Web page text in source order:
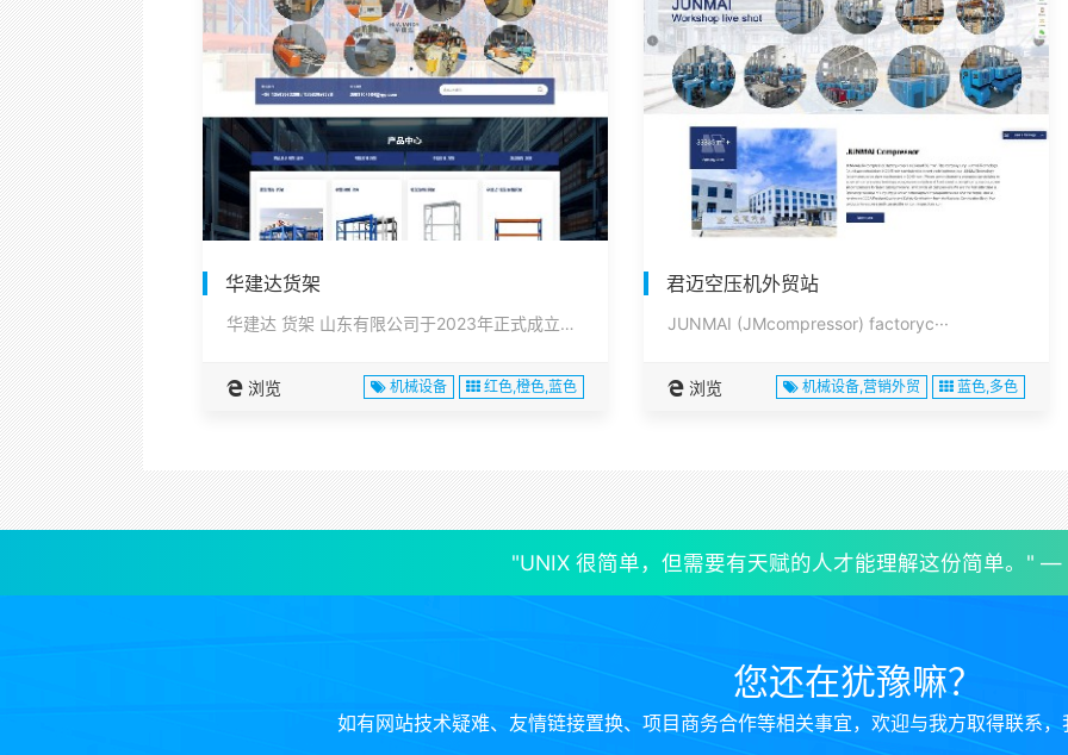
华建达货架
华建达 货架 山东有限公司于2023年正式成立。公司位于山东···
浏览 机械设备 红色,橙色,蓝色
君迈空压机外贸站
JUNMAI (JMcompressor) factoryc···
浏览 机械设备,营销外贸 蓝色,多色
"UNIX 很简单，但需要有天赋的人才能理解这份简单。" —
您还在犹豫嘛？
如有网站技术疑难、友情链接置换、项目商务合作等相关事宜，欢迎与我方取得联系